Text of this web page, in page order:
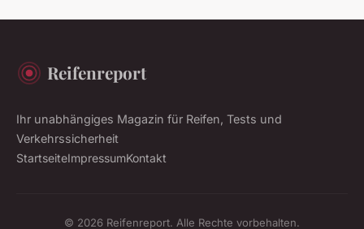
Reifenreport
Ihr unabhängiges Magazin für Reifen, Tests und
Verkehrssicherheit
StartseiteImpressumKontakt
© 2026 Reifenreport. Alle Rechte vorbehalten.